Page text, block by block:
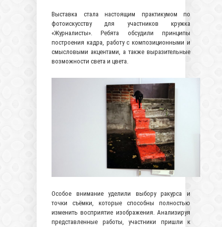
Выставка стала настоящим практикумом по
фотоискусству для участников кружка
«Журналисты». Ребята обсудили принципы
построения кадра, работу с композиционными и
смысловыми акцентами, а также выразительные
возможности света и цвета.
Особое внимание уделили выбору ракурса и
точки съёмки, которые способны полностью
изменить восприятие изображения. Анализируя
представленные работы, участники пришли к